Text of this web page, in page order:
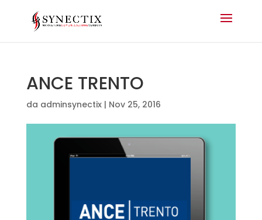
ANCE TRENTO
da adminsynectix| Nov 25, 2016